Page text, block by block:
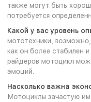
также могут быть
потребуется
Какой у вас уровень
мототехники,
как он более стабилен
райдеров мотоцикл
эмоций.
Насколько важна
Мотоциклы зачастую